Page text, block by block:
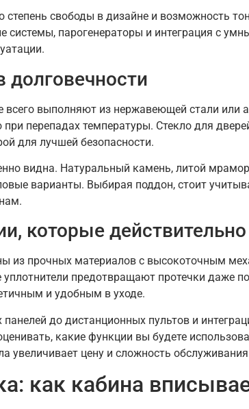
свободы в дизайне и возможность
системы, парогенераторы и интеграция с
долговечности
выполняют из нержавеющей стали или
перепадах температуры. Стекло для
для лучшей безопасности.
видна. Натуральный камень, литой
варианты. Выбирая поддон, стоит
которые
из прочных материалов с высокоточным
предотвращают протечки даже
и удобным в уходе.
панелей до дистанционных пультов и
какие функции вы будете
увеличивает цену и сложность
как кабина